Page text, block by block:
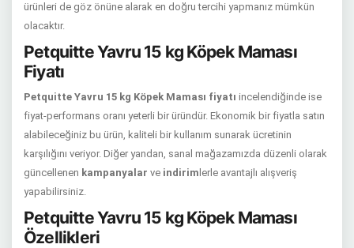
ürünleri de göz önüne alarak en doğru tercihi yapmanız mümkün
olacaktır.
Petquitte Yavru 15 kg Köpek Maması
Fiyatı
Petquitte Yavru 15 kg Köpek Maması fiyatı incelendiğinde ise
fiyat-performans oranı yeterli bir üründür. Ekonomik bir fiyatla satın
alabileceğiniz bu ürün, kaliteli bir kullanım sunarak ücretinin
karşılığını veriyor. Diğer yandan, sanal mağazamızda düzenli olarak
güncellenen kampanyalar ve indirim lerle avantajlı alışveriş
yapabilirsiniz.
Petquitte Yavru 15 kg Köpek Maması
Özellikleri